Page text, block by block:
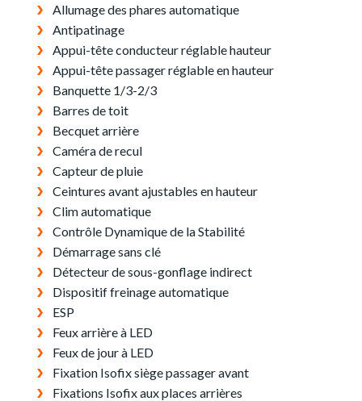
Allumage des phares automatique
Antipatinage
Appui-tête conducteur réglable hauteur
Appui-tête passager réglable en hauteur
Banquette 1/3-2/3
Barres de toit
Becquet arrière
Caméra de recul
Capteur de pluie
Ceintures avant ajustables en hauteur
Clim automatique
Contrôle Dynamique de la Stabilité
Démarrage sans clé
Détecteur de sous-gonflage indirect
Dispositif freinage automatique
ESP
Feux arrière à LED
Feux de jour à LED
Fixation Isofix siège passager avant
Fixations Isofix aux places arrières